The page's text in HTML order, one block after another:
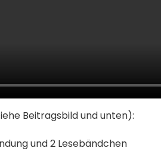
Beitragsbild und unten):
und 2 Lesebändchen